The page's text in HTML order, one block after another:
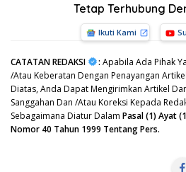
Tetap Terhubung
Ikuti Kami
CATATAN REDAKSI : Apabila Ada Pihak
/Atau Keberatan Dengan Penayangan
Diatas, Anda Dapat Mengirimkan Artikel
Sanggahan Dan /Atau Koreksi Kepada
Sebagaimana Diatur Dalam Pasal (1) Ayat
Nomor 40 Tahun 1999 Tentang Pers.